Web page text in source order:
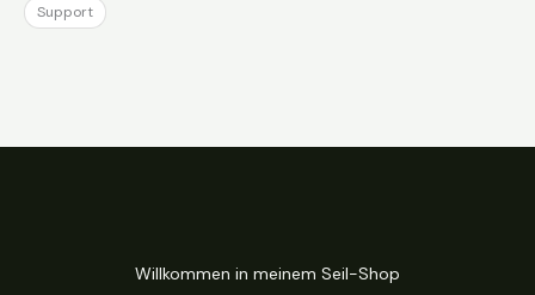
Support
Willkommen in meinem Seil-Shop